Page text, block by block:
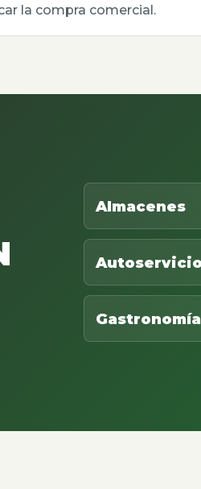
la compra comercial.
Almacenes
Gastronomía